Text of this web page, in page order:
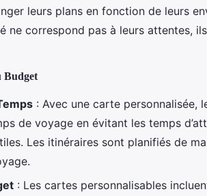
leurs plans en fonction de leurs
ne correspond pas à leurs attentes,
Budget
: Avec une carte personnalisée,
de voyage en évitant les temps
Les itinéraires sont planifiés de
: Les cartes personnalisables